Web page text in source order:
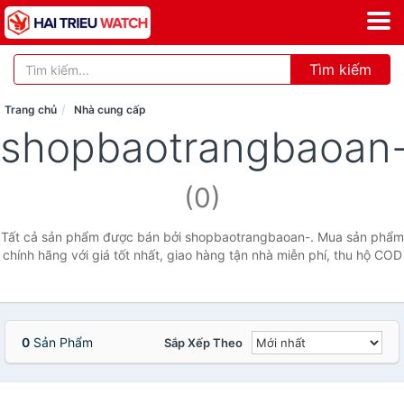
Tìm kiếm
Trang chủ Nhà cung cấp
(0)
Tất cả sản phẩm được bán bởi shopbaotrangbaoan-. Mua sản phẩm
chính hãng với giá tốt nhất, giao hàng tận nhà miễn phí, thu hộ COD
0 Sản Phẩm Sắp Xếp Theo